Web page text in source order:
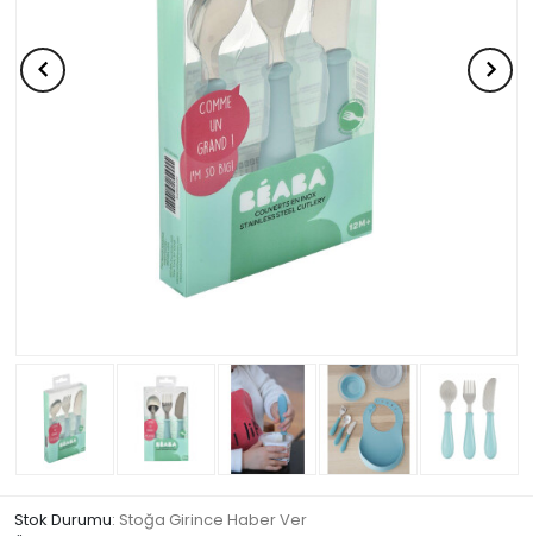
Stok Durumu: Stoğa Girince Haber Ver